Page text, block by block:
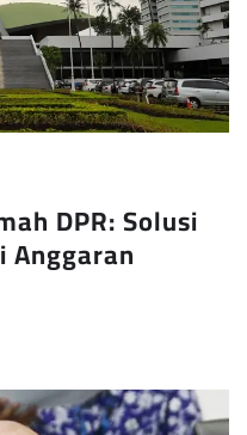
DPR: Solusi
Anggaran